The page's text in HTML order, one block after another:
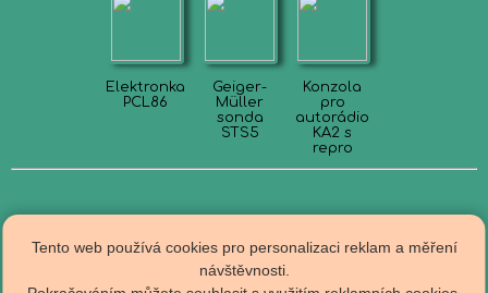
Elektronka
PCL86
Geiger-
Müller
sonda
STS5
Konzola
pro
autorádio
KA2 s
repro
Tento web používá cookies pro personalizaci reklam a měření
návštěvnosti.